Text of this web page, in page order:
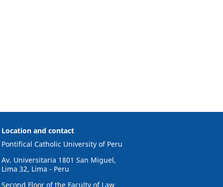
Location and contact
Pontifical Catholic University of Peru
Av. Universitaria 1801 San Miguel,
Lima 32, Lima - Peru
Second Floor of the Faculty of Law